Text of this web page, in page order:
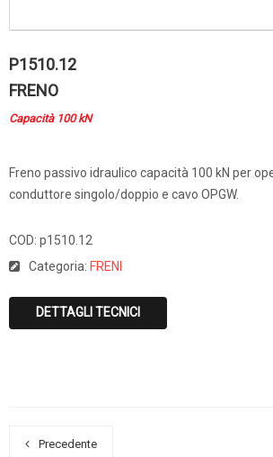
P1510.12
FRENO
Capacità 100 kN
Freno passivo idraulico capacità 100 kN per
conduttore singolo/doppio e cavo OPGW.
COD: p1510.12
Categoria: FRENI
DETTAGLI TECNICI
Precedente